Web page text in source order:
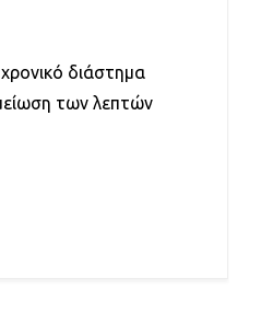
διάστημα
των λεπτών